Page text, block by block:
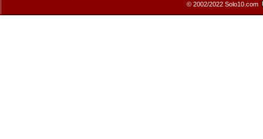
© 2002/2022 Solo10.com